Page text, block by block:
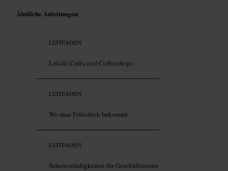
Ähnliche Anleitungen
LEITFADEN
Lokale Cafés und Coffeeshops
LEITFADEN
Wo man Frühstück bekommt
LEITFADEN
Sehenswürdigkeiten für Geschäftsreisen